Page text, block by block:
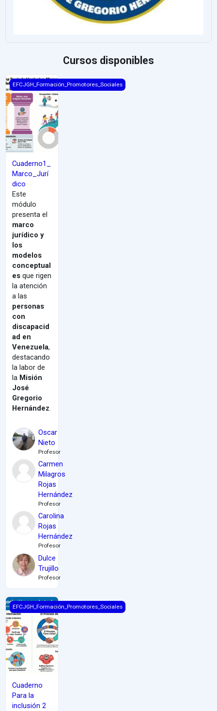
Cursos disponibles
Cuaderno1_Marco_Jurídico
EFCJGH_Formación_Promotores_Sociales
Cuaderno1_
Marco_Jurí
dico
Este
módulo
presenta el
marco
jurídico y
los
modelos
conceptual
es que rigen
la atención
a las
personas
con
discapacid
ad en
Venezuela,
destacando
la labor de
la Misión
José
Gregorio
Hernández.
Oscar
Nieto
Profesor
Carmen
Milagros
Rojas
Hernández
Profesor
Carolina
Rojas
Hernández
Profesor
Dulce
Trujillo
Profesor
Cuaderno Para la inclusión 2
EFCJGH_Formación_Promotores_Sociales
Cuaderno
Para la
inclusión 2